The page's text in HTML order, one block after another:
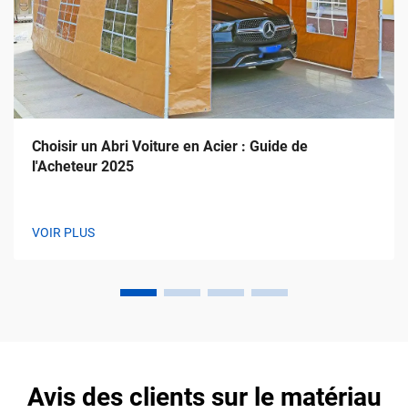
Choisir un Abri Voiture en Acier : Guide de
l'Acheteur 2025
VOIR PLUS
Avis des clients sur le matériau